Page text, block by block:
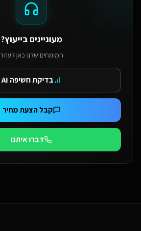
מעוניינים בייעוץ?
המומחים שלנו כאן לעזור
בדיקת חשיפה AI
קבל הצעת מחיר
דברו איתנו